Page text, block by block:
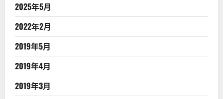
2025年5月
2022年2月
2019年5月
2019年4月
2019年3月